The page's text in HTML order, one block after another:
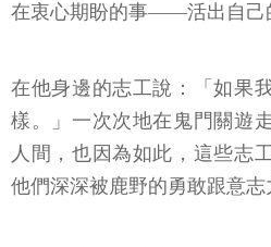
在衷心期盼的事——活出自己
在他身邊的志工說：「如果
樣。」一次次地在鬼門關遊
人間，也因為如此，這些志
他們深深被鹿野的勇敢跟意志